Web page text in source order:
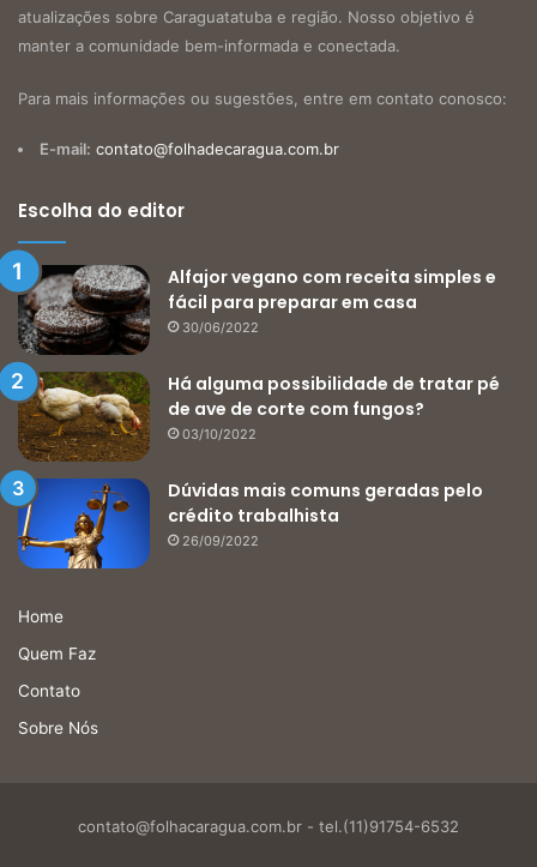
atualizações sobre Caraguatatuba e região. Nosso objetivo é
manter a comunidade bem-informada e conectada.
Para mais informações ou sugestões, entre em contato conosco:
E-mail: contato@folhadecaragua.com.br
Escolha do editor
Alfajor vegano com receita simples e
fácil para preparar em casa
30/06/2022
Há alguma possibilidade de tratar pé
de ave de corte com fungos?
03/10/2022
Dúvidas mais comuns geradas pelo
crédito trabalhista
26/09/2022
Home
Quem Faz
Contato
Sobre Nós
contato@folhacaragua.com.br - tel.(11)91754-6532